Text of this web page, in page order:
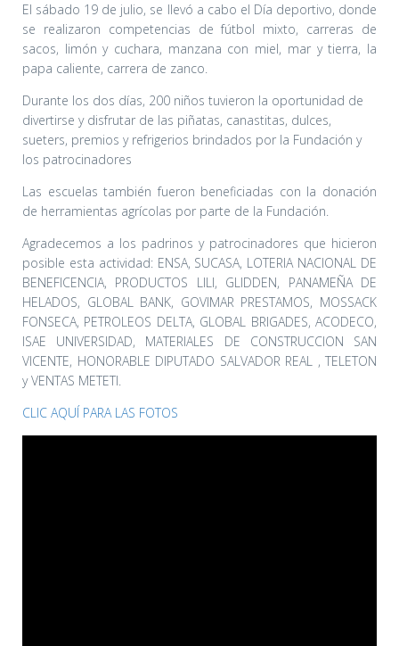
El sábado 19 de julio, se llevó a cabo el Día deportivo, donde
se realizaron competencias de fútbol mixto, carreras de
sacos, limón y cuchara, manzana con miel, mar y tierra, la
papa caliente, carrera de zanco.
Durante los dos días, 200 niños tuvieron la oportunidad de
divertirse y disfrutar de las piñatas, canastitas, dulces,
sueters, premios y refrigerios brindados por la Fundación y
los patrocinadores
Las escuelas también fueron beneficiadas con la donación
de herramientas agrícolas por parte de la Fundación.
Agradecemos a los padrinos y patrocinadores que hicieron
posible esta actividad: ENSA, SUCASA, LOTERIA NACIONAL DE
BENEFICENCIA, PRODUCTOS LILI, GLIDDEN, PANAMEÑA DE
HELADOS, GLOBAL BANK, GOVIMAR PRESTAMOS, MOSSACK
FONSECA, PETROLEOS DELTA, GLOBAL BRIGADES, ACODECO,
ISAE UNIVERSIDAD, MATERIALES DE CONSTRUCCION SAN
VICENTE, HONORABLE DIPUTADO SALVADOR REAL , TELETON
y VENTAS METETI.
CLIC AQUÍ PARA LAS FOTOS